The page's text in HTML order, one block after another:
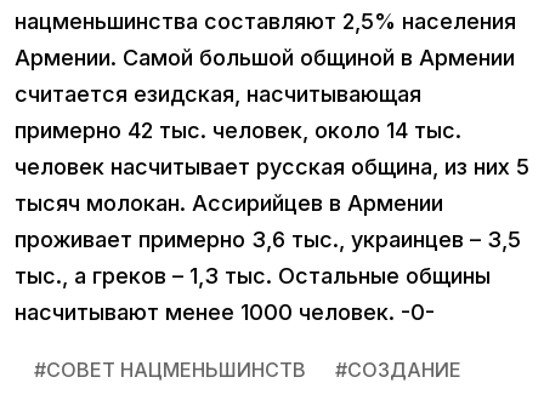
нацменьшинства составляют 2,5% населения
Армении. Самой большой общиной в Армении
считается езидская, насчитывающая
примерно 42 тыс. человек, около 14 тыс.
человек насчитывает русская община, из них 5
тысяч молокан. Ассирийцев в Армении
проживает примерно 3,6 тыс., украинцев – 3,5
тыс., а греков – 1,3 тыс. Остальные общины
насчитывают менее 1000 человек. -0-
#СОВЕТ НАЦМЕНЬШИНСТВ #СОЗДАНИЕ